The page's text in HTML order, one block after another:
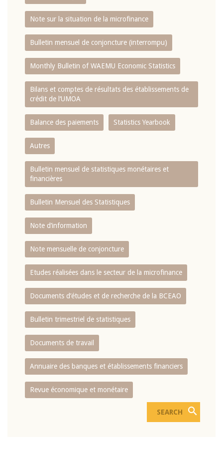
Note sur la situation de la microfinance
Bulletin mensuel de conjoncture (interrompu)
Monthly Bulletin of WAEMU Economic Statistics
Bilans et comptes de résultats des établissements de
crédit de l‘UMOA
Balance des paiements Statistics Yearbook
Autres
Bulletin mensuel de statistiques monétaires et
financières
Bulletin Mensuel des Statistiques
Note d’information
Note mensuelle de conjoncture
Etudes réalisées dans le secteur de la microfinance
Documents d’études et de recherche de la BCEAO
Bulletin trimestriel de statistiques
Documents de travail
Annuaire des banques et établissements financiers
Revue économique et monétaire